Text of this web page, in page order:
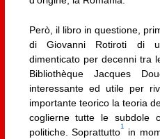
Però, il libro in questione,
di Giovanni Rotiroti di
dimenticato per decenni tra
Bibliothèque Jacques
interessante ed utile per
importante teorico la teoria
coglierne tutte le subdole
politiche. Soprattutto
1
in